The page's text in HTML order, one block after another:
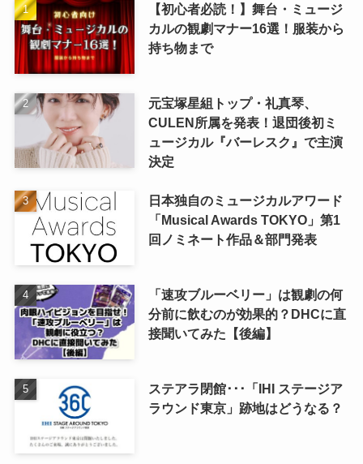
【初心者必読！】舞台・ミュージ
カルの観劇マナー16選！服装から
持ち物まで
元宝塚星組トップ・礼真琴、
CULEN所属を発表！退団後初ミ
ュージカル『バーレスク』で主演
決定
日本独自のミュージカルアワード
「Musical Awards TOKYO」第1
回ノミネート作品＆部門発表
「速攻ブルーベリー」は観劇の何
分前に飲むのが効果的？DHCに直
接聞いてみた【後編】
ステアラ閉館･･･「IHI ステージア
ラウンド東京」跡地はどうなる？